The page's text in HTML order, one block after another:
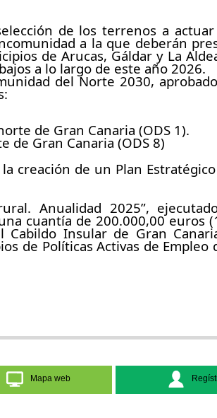
de los terrenos a
a la que deberán
de Arucas, Gáldar y La
a lo largo de este año 2026.
del Norte 2030,
de Gran Canaria (ODS 1).
Gran Canaria (ODS 8)
creación de un Plan
Anualidad 2025”,
cuantía de 200.000,00 euros
Insular de Gran
de Políticas Activas de Empleo
Mapa web